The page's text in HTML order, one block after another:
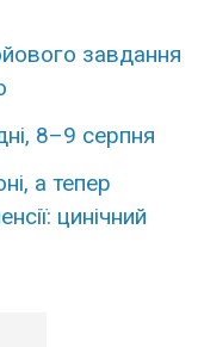
завдання
8–9 серпня
а тепер
цинічний